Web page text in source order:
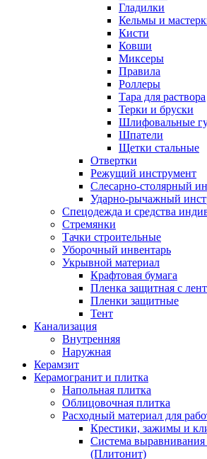
Гладилки
Кельмы и
Кисти
Ковши
Миксеры
Правила
Роллеры
Тара для раствора
Терки и бруски
Шлифовальные
Шпатели
Щетки стальные
Отвертки
Режущий инструмент
Слесарно-столярный
Ударно-рычажный
Спецодежда и средства
Стремянки
Тачки строительные
Уборочный инвентарь
Укрывной материал
Крафтовая бумага
Пленка защитная с
Пленки защитные
Тент
Канализация
Внутренняя
Наружная
Керамзит
Керамогранит и плитка
Напольная плитка
Облицовочная плитка
Расходный материал для
Крестики, зажимы и
Система
(Плитонит)